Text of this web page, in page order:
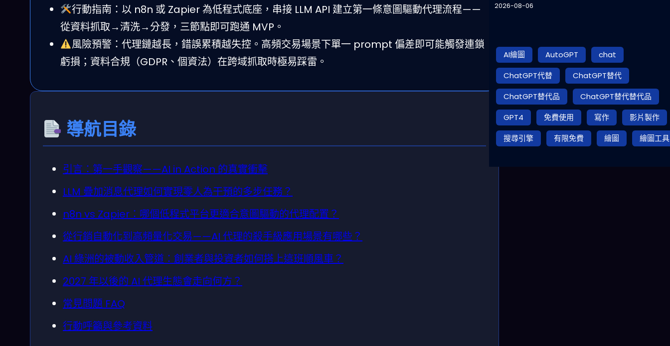
行動指南：以 n8n 或 Zapier 為低程式底座，串接 LLM API 建立第一條意圖驅動代理流程——
從資料抓取→清洗→分發，三節點即可跑通 MVP。
風險預警：代理鏈越長，錯誤累積越失控。高頻交易場景下單一 prompt 偏差即可能觸發連鎖
虧損；資料合規（GDPR、個資法）在跨域抓取時極易踩雷。
導航目錄
引言：第一手觀察——AI in Action 的真實衝擊
LLM 疊加消息代理如何實現零人為干預的多步任務？
n8n vs Zapier：哪個低程式平台更適合意圖驅動的代理配置？
從行銷自動化到高頻量化交易——AI 代理的殺手級應用場景有哪些？
AI 綠洲的被動收入管道：創業者與投資者如何搭上這班順風車？
2027 年以後的 AI 代理生態會走向何方？
常見問題 FAQ
行動呼籲與參考資料
2026-08-06
AI繪圖 AutoGPT
chat
ChatGPT代替
ChatGPT替代
ChatGPT替代品
ChatGPT替代替代品
GPT4
免費使用 寫作
影片製作
搜尋引擎
有限免費 繪圖 繪圖工具